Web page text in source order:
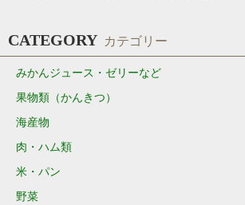
CATEGORY カテゴリー
みかんジュース・ゼリーなど
果物類（かんきつ）
海産物
肉・ハム類
米・パン
野菜